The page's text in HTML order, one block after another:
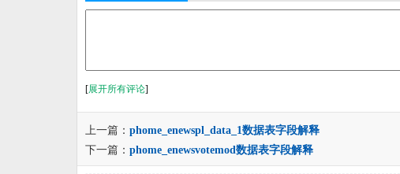
[展开所有评论]
上一篇： phome_enewspl_data_1数据表字段解释
下一篇： phome_enewsvotemod数据表字段解释